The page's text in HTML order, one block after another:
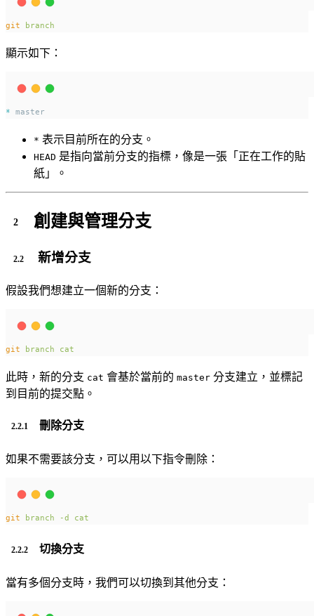
git branch
顯示如下：
* master
* 表示目前所在的分支。
HEAD 是指向當前分支的指標，像是一張「正在工作的貼
紙」。
創建與管理分支
新增分支
假設我們想建立一個新的分支：
git branch cat
此時，新的分支 cat 會基於當前的 master 分支建立，並標記
到目前的提交點。
刪除分支
如果不需要該分支，可以用以下指令刪除：
git branch -d cat
切換分支
當有多個分支時，我們可以切換到其他分支：